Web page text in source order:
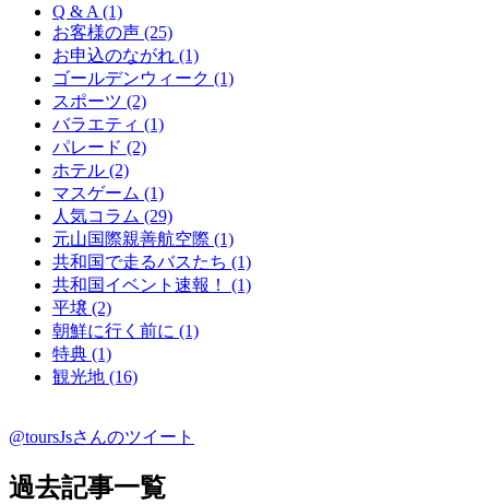
Q & A (1)
お客様の声 (25)
お申込のながれ (1)
ゴールデンウィーク (1)
スポーツ (2)
バラエティ (1)
パレード (2)
ホテル (2)
マスゲーム (1)
人気コラム (29)
元山国際親善航空際 (1)
共和国で走るバスたち (1)
共和国イベント速報！ (1)
平壌 (2)
朝鮮に行く前に (1)
特典 (1)
観光地 (16)
@toursJsさんのツイート
過去記事一覧